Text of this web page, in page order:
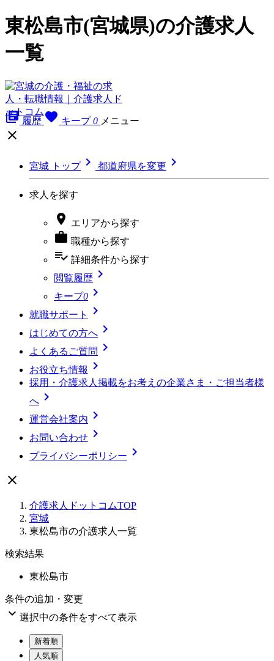
東松島市(宮城県)の介護求人
一覧
library_books 履歴 favorite キープ 0 メニュー

宮城 トップ 都道府県を変更 
求人を探す
 エリアから探す
 職種から探す
playlist_add_check 詳細条件から探す
閲覧履歴 
キープ0 
就職サポート 
はじめての方へ 
よくあるご質問 
お役立ち情報 
採用・介護求人掲載をお考えの企業さま・ご担当者様
へ 
運営会社案内 
お問い合わせ 
プライバシーポリシー 

介護求人ドットコムTOP
宮城
東松島市の介護求人一覧
検索結果
東松島市
条件の追加・変更
 選択中の条件をすべて表示
新着順
人気順